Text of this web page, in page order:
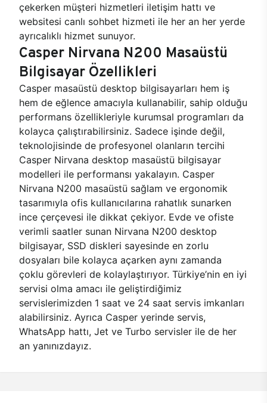
çekerken müşteri hizmetleri iletişim hattı ve
websitesi canlı sohbet hizmeti ile her an her yerde
ayrıcalıklı hizmet sunuyor.
Casper Nirvana N200 Masaüstü
Bilgisayar Özellikleri
Casper masaüstü desktop bilgisayarları hem iş
hem de eğlence amacıyla kullanabilir, sahip olduğu
performans özellikleriyle kurumsal programları da
kolayca çalıştırabilirsiniz. Sadece işinde değil,
teknolojisinde de profesyonel olanların tercihi
Casper Nirvana desktop masaüstü bilgisayar
modelleri ile performansı yakalayın. Casper
Nirvana N200 masaüstü sağlam ve ergonomik
tasarımıyla ofis kullanıcılarına rahatlık sunarken
ince çerçevesi ile dikkat çekiyor. Evde ve ofiste
verimli saatler sunan Nirvana N200 desktop
bilgisayar, SSD diskleri sayesinde en zorlu
dosyaları bile kolayca açarken aynı zamanda
çoklu görevleri de kolaylaştırıyor. Türkiye’nin en iyi
servisi olma amacı ile geliştirdiğimiz
servislerimizden 1 saat ve 24 saat servis imkanları
alabilirsiniz. Ayrıca Casper yerinde servis,
WhatsApp hattı, Jet ve Turbo servisler ile de her
an yanınızdayız.